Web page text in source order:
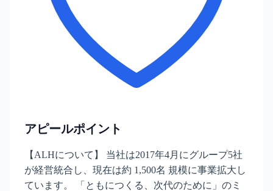
アピールポイント
【ALHについて】 当社は2017年4月にグループ5社
が経営統合し、現在は約 1,500名 規模に事業拡大し
ています。 「ともにつくる、次代のために」のミ